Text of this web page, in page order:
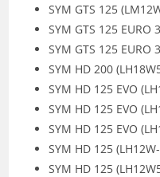
SYM GTS 125
SYM GTS 125 EURO
SYM GTS 125 EURO
SYM HD 200
SYM HD 125 EVO
SYM HD 125 EVO
SYM HD 125 EVO
SYM HD 125
SYM HD 125